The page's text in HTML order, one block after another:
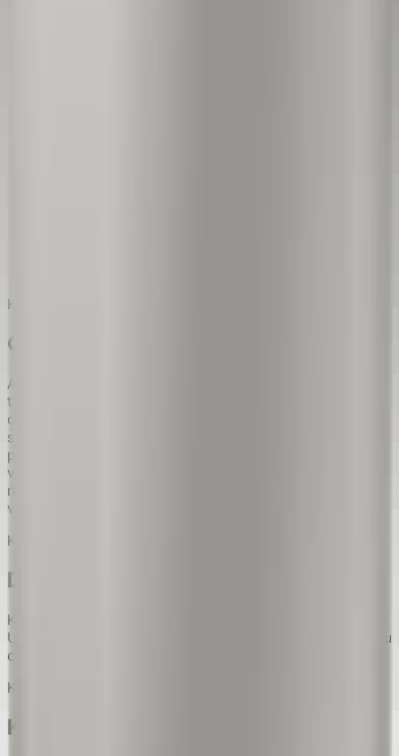
Krátká odpověď
Co je adresní cedule Bolot?
Address Sign používá DIBOND o přibližné celkové
tloušťce 2,5–3 mm. Přesnou skladbu vrstev ani
dodavatele nezveřejňujeme. Každý Address Sign má
standardně speciální ochrannou UV laminaci. Vyberte
přesně jednu montážní sadu v ceně bez příplatku:
venkovní distanční prvky s mezerou přibližně 20 mm
nebo nemagnetické lepení na kompatibilní fasádu či
vnitřní povrch.
Krátká odpověď
DIBOND
Každý Address Sign má standardně speciální ochrannou
UV laminaci. Deska DIBOND tvoří stabilní základ formátu
cedule při přibližné celkové tloušťce 2,5–3 mm.
Krátká odpověď
Která montáž se hodí na můj dům?